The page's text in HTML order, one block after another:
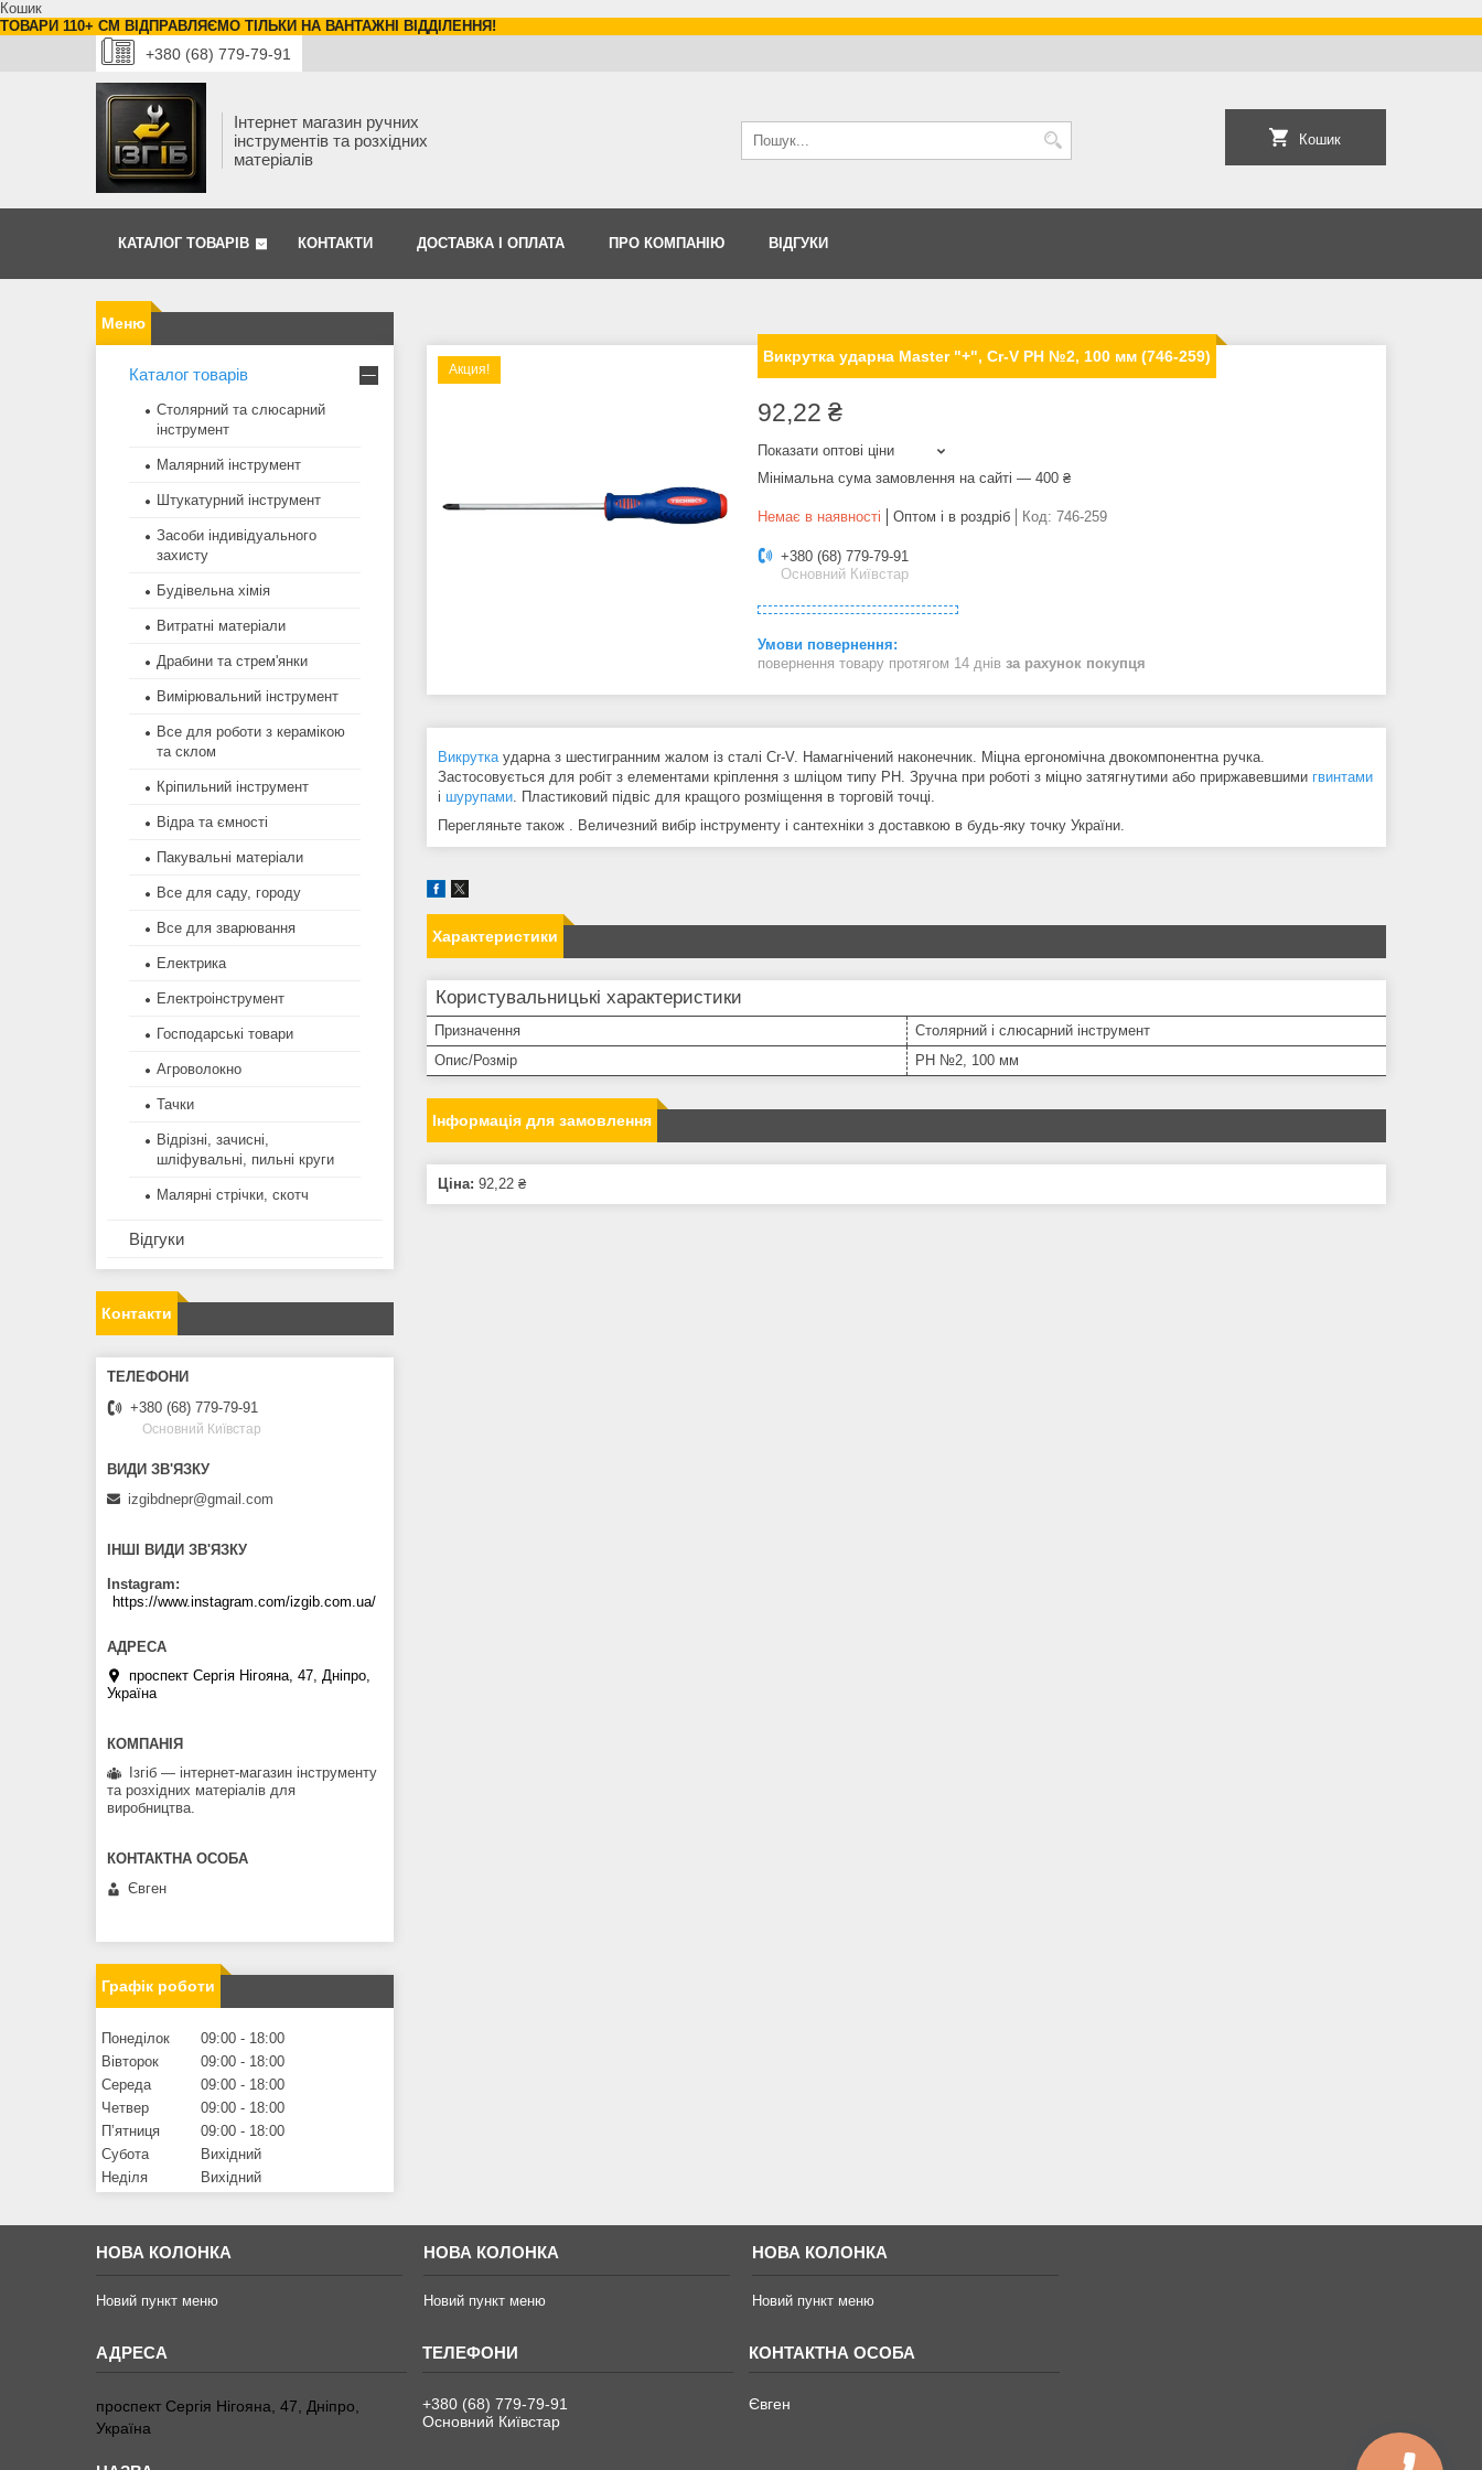
Кошик
ТОВАРИ 110+ СМ ВІДПРАВЛЯЄМО ТІЛЬКИ НА ВАНТАЖНІ ВІДДІЛЕННЯ!
+380 (68) 779-79-91
Інтернет магазин ручних
інструментів та розхідних
матеріалів
Кошик
КАТАЛОГ ТОВАРІВ КОНТАКТИ ДОСТАВКА І ОПЛАТА ПРО КОМПАНІЮ ВІДГУКИ
Акция!
Викрутка ударна Master "+", Cr-V PH №2, 100 мм (746-259)
92,22 ₴
Показати оптові ціни
Мінімальна сума замовлення на сайті — 400 ₴
Немає в наявності Оптом і в роздріб Код: 746-259
+380 (68) 779-79-91
Основний Київстар
повернення товару протягом 14 днів за рахунок покупця
Викрутка ударна з шестигранним жалом із сталі Cr-V. Намагнічений наконечник. Міцна ергономічна двокомпонентна ручка.
Застосовується для робіт з елементами кріплення з шліцом типу PH. Зручна при роботі з міцно затягнутими або приржавевшими гвинтами
і шурупами . Пластиковий підвіс для кращого розміщення в торговій точці.
Перегляньте також . Величезний вибір інструменту і сантехніки з доставкою в будь-яку точку України.
Характеристики
Користувальницькі характеристики
Призначення
Столярний і слюсарний інструмент
Опис/Розмір
PH №2, 100 мм
Інформація для замовлення
Ціна: 92,22 ₴
Каталог товарів
Столярний та слюсарний
інструмент
Малярний інструмент
Штукатурний інструмент
Засоби індивідуального
захисту
Будівельна хімія
Витратні матеріали
Драбини та стрем'янки
Вимірювальний інструмент
Все для роботи з керамікою
та склом
Кріпильний інструмент
Відра та ємності
Пакувальні матеріали
Все для саду, городу
Все для зварювання
Електрика
Електроінструмент
Господарські товари
Агроволокно
Тачки
Відрізні, зачисні,
шліфувальні, пильні круги
Малярні стрічки, скотч
Відгуки
Контакти
+380 (68) 779-79-91
Основний Київстар
izgibdnepr@gmail.com
ІНШІ ВИДИ ЗВ'ЯЗКУ
Instagram
https://www.instagram.com/izgib.com.ua/
проспект Сергія Нігояна, 47, Дніпро,
Україна
Ізгіб — інтернет-магазин інструменту
та розхідних матеріалів для
виробництва.
Євген
Графік роботи
Понеділок 09:00
18:00
Вівторок
09:00
18:00
Середа
09:00
18:00
Четвер
09:00
18:00
Пʼятниця
09:00
18:00
Субота
Вихідний
Неділя
Вихідний
НОВА КОЛОНКА
Новий пункт меню
НОВА КОЛОНКА
Новий пункт меню
НОВА КОЛОНКА
Новий пункт меню
проспект Сергія Нігояна, 47, Дніпро,
Україна
+380 (68) 779-79-91
Основний Київстар
Євген